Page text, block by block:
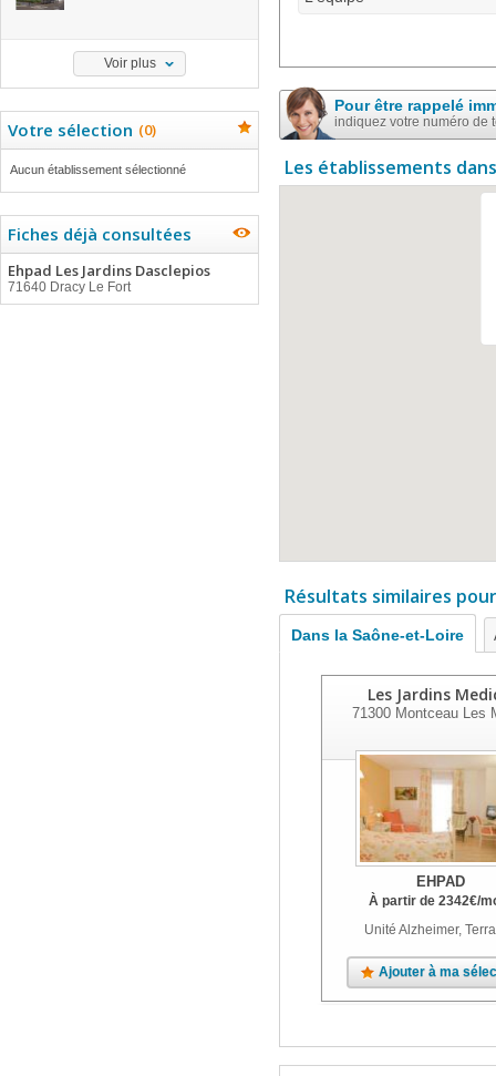
Voir plus
Votre sélection (0)
Aucun établissement sélectionné
Fiches déjà consultées
Ehpad Les Jardins Dasclepios
71640 Dracy Le Fort
Pour être rappelé
indiquez votre numéro de
Les établissements
Résultats similaires
Dans la Saône-et-Loire
Les Jardins
71300Montceau Les
EHPAD
À partir de 2342€/
Unité Alzheimer,
Ajouter à ma